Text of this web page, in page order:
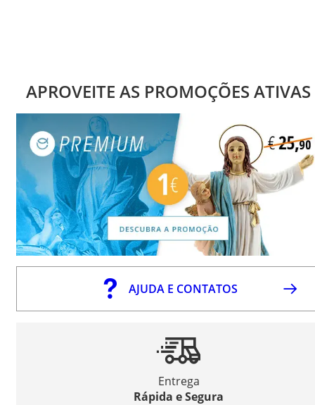
APROVEITE AS PROMOÇÕES ATIVAS
AJUDA E CONTATOS
Entrega
Rápida e Segura